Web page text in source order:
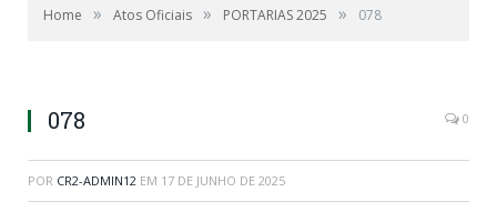
Home » Atos Oficiais » PORTARIAS 2025 » 078
078 0
POR CR2-ADMIN12 EM 17 DE JUNHO DE 2025